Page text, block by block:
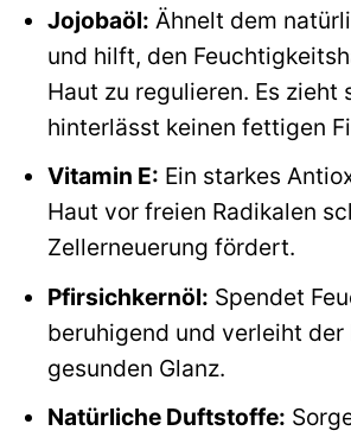
Jojobaöl: Ähnelt dem
und hilft, den
Haut zu regulieren. Es zieht
hinterlässt keinen fettigen
Vitamin E: Ein starkes
Haut vor freien Radikalen
Zellerneuerung fördert.
Pfirsichkernöl: Spendet
beruhigend und verleiht der
gesunden Glanz.
Natürliche Duftstoffe: